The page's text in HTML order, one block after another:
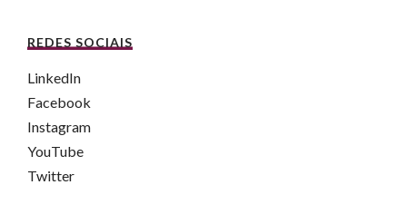
REDES SOCIAIS
LinkedIn
Facebook
Instagram
YouTube
Twitter